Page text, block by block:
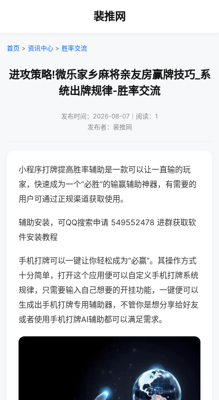
裴推网
首页 > 资讯中心 > 胜率交流
进攻策略!微乐家乡麻将亲友房赢牌技巧_系
统出牌规律-胜率交流
发布时间：2026-08-07｜阅读：1
发布者：裴推网
小程序打牌提高胜率辅助是一款可以让一直输的玩
家，快速成为一个“必胜”的输赢辅助神器，有需要的
用户可通过正规渠道获取使用。
辅助安装，可QQ搜索申请 549552478 进群获取软
件安装教程
手机打牌可以一键让你轻松成为“必赢”。其操作方式
十分简单，打开这个应用便可以自定义手机打牌系统
规律，只需要输入自己想要的开挂功能，一键便可以
生成出手机打牌专用辅助器，不管你是想分享给好友
或者使用手机打牌AI辅助都可以满足需求。